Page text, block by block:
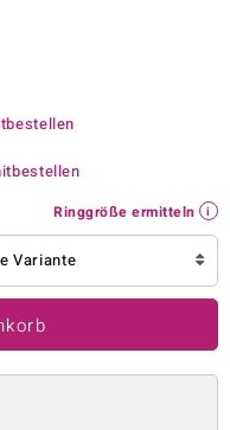
Ringgröße ermitteln
Variante